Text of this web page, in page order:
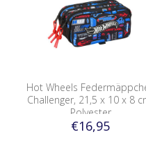
Hot Wheels
Challenger, 21,5 x 10 x 8
Polyester
€16,95